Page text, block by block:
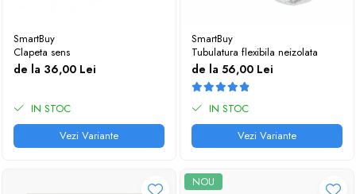
SmartBuy
Clapeta sens
de la 36,00 Lei
IN STOC
Vezi Variante
SmartBuy
Tubulatura flexibila neizolata
de la 56,00 Lei
IN STOC
Vezi Variante
NOU